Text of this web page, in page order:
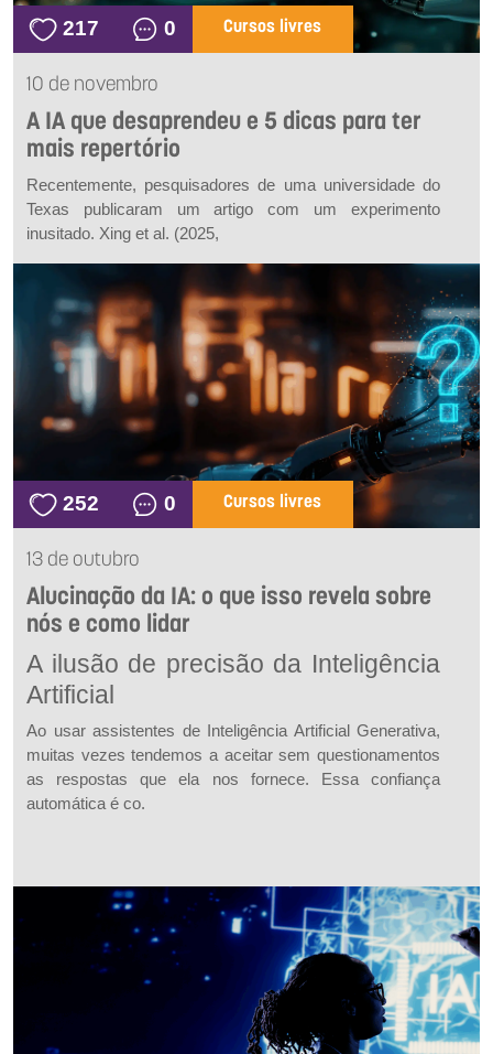
217 0 Cursos livres
10 de novembro
A IA que desaprendeu e 5 dicas para ter
mais repertório
Recentemente, pesquisadores de uma universidade do
Texas publicaram um artigo com um experimento
inusitado. Xing et al. (2025,
252 0 Cursos livres
13 de outubro
Alucinação da IA: o que isso revela sobre
nós e como lidar
A ilusão de precisão da Inteligência
Artificial
Ao usar assistentes de Inteligência Artificial Generativa,
muitas vezes tendemos a aceitar sem questionamentos
as respostas que ela nos fornece. Essa confiança
automática é co.